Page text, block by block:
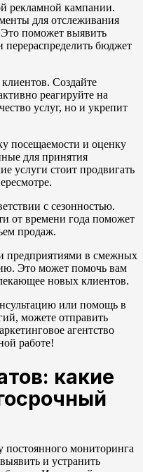
рекламной кампании.
для отслеживания
поможет выявить
перераспределить бюджет
Создайте
реагируйте на
услуг, но и укрепит
посещаемости и оценку
для принятия
услуги стоит продвигать
с сезонностью.
от времени года поможет
продаж.
предприятиями в смежных
Это может помочь вам
новых клиентов.
или помощь в
можете отправить
агентство
работе!
какие
постоянного мониторинга
и устранить